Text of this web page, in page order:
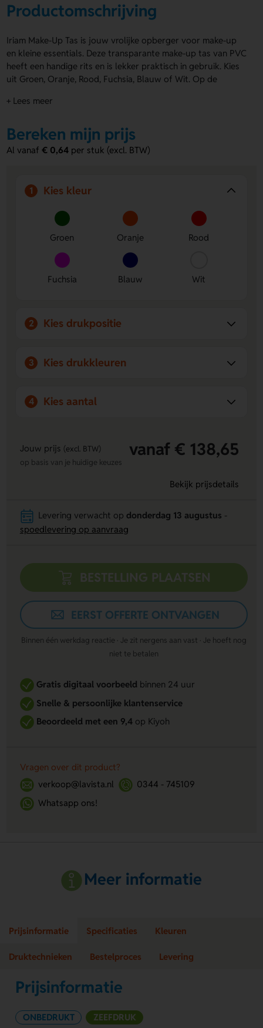
Productomschrijving
Iriam Make-Up Tas is jouw vrolijke opberger voor make-up
en kleine essentials. Deze transparante make-up tas van PVC
heeft een handige rits en is lekker praktisch in gebruik. Kies
uit Groen, Oranje, Rood, Fuchsia, Blauw of Wit. Op de
eigen ontwerp aanbrengen. Zo maak je van de Iriam Make-
Voordelen van de Iriam Make-Up Tas
Handig en overzichtelijk
je meteen wat erin zit.
Leuk in meerdere kleurenKies uit Groen, Oranje, Rood,
Fuchsia, Blauw of Wit voor een speelse look.
+ Lees meer
Bereken mijn prijs
Al vanaf€ 0,64 per stuk (excl. BTW)
1 Kies kleur
Groen Oranje Rood
Fuchsia Blauw Wit
2 Kies drukpositie
3 Kies drukkleuren
4 Kies aantal
Jouw prijs (excl. BTW) vanaf € 138,65
op basis van je huidige keuzes
Bekijk prijsdetails
Levering verwacht op donderdag 13 augustus
spoedlevering op aanvraag
BESTELLING PLAATSEN
EERST OFFERTE ONTVANGEN
Binnen één werkdag reactie · Je zit nergens aan vast · Je hoeft nog
niet te betalen
Gratis digitaal voorbeeldbinnen 24 uur
Snelle & persoonlijke klantenservice
Beoordeeld met een 9,4op Kiyoh
Vragen over dit product?
verkoop@lavista.nl
0344 - 745109
Whatsapp ons!
Meer informatie
Prijsinformatie Specificaties Kleuren
Druktechnieken Bestelproces Levering
Prijsinformatie
ONBEDRUKT ZEEFDRUK